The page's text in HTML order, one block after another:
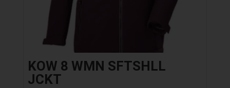
KOW 8 WMN SFTSHLL
JCKT